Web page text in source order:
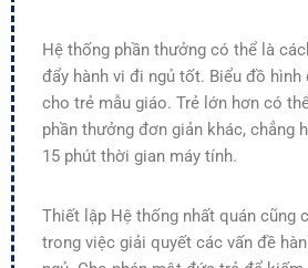
Hệ thống phần thưởng có thể là
đẩy hành vi đi ngủ tốt. Biểu đồ
cho trẻ mẫu giáo. Trẻ lớn hơn có
phần thưởng đơn giản khác, chẳng
15 phút thời gian máy tính.
Thiết lập Hệ thống nhất quán cũng
trong việc giải quyết các vấn đề